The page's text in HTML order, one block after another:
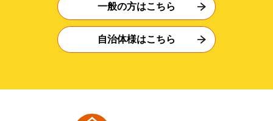
一般の方はこちら
自治体様はこちら